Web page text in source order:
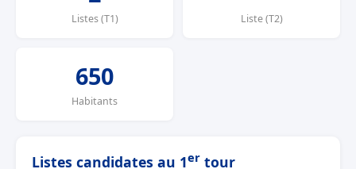
Listes (T1) Liste (T2)
650
Habitants
Listes candidates au 1er tour